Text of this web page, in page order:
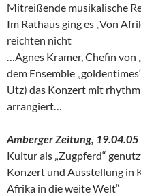
Mitreißende musikalische
Im Rathaus ging es „Von
reichten nicht
…Agnes Kramer,Chefin von
dem Ensemble
Utz) das Konzert mit
arrangiert…
Amberger Zeitung, 19.04.05
Kultur als „Zugpferd“
Konzert und Ausstellung in
Afrika in die weite Welt“